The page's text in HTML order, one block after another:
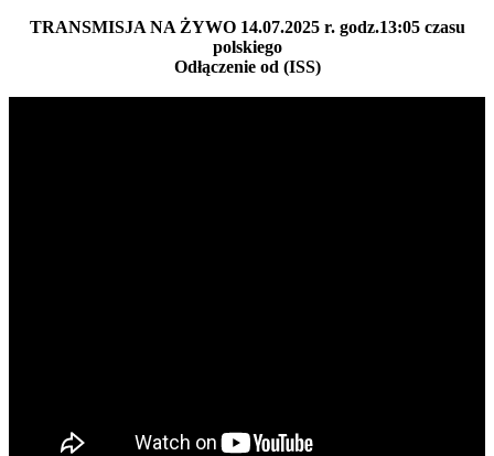
TRANSMISJA NA ŻYWO 14.07.2025 r. godz.13:05 czasu
polskiego
Odłączenie od (ISS)